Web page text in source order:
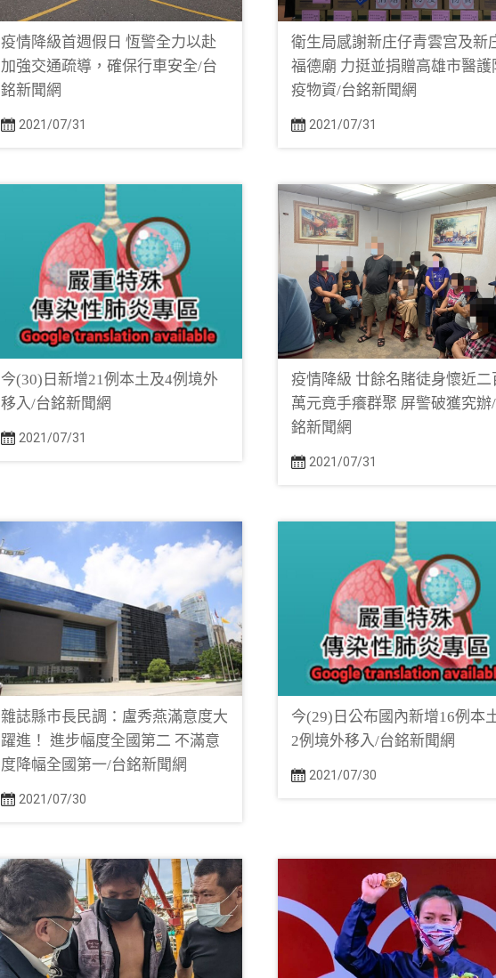
疫情降級首週假日 恆警全力以赴
加強交通疏導，確保行車安全/台
銘新聞網
2021/07/31
衛生局感謝新庄仔青雲宫及新
福德廟 力挺並捐贈高雄市醫護
疫物資/台銘新聞網
2021/07/31
今(30)日新增21例本土及4例境外
移入/台銘新聞網
2021/07/31
疫情降級 廿餘名賭徒身懷近二
萬元竟手癢群聚 屏警破獲究辦
銘新聞網
2021/07/31
雜誌縣市長民調：盧秀燕滿意度大
躍進！ 進步幅度全國第二 不滿意
度降幅全國第一/台銘新聞網
2021/07/30
今(29)日公布國內新增16例本
2例境外移入/台銘新聞網
2021/07/30